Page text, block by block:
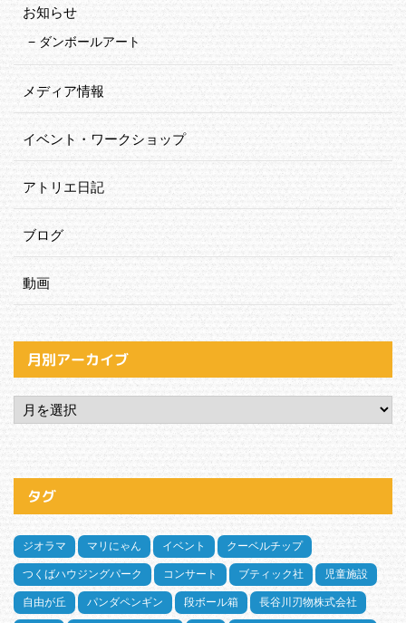
お知らせ
ダンボールアート
メディア情報
イベント・ワークショップ
アトリエ日記
ブログ
動画
月別アーカイブ
タグ
ジオラマ マリにゃん イベント クーベルチップ
つくばハウジングパーク コンサート ブティック社 児童施設
自由が丘 パンダペンギン 段ボール箱 長谷川刃物株式会社